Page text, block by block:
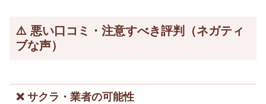
⚠️ 悪い口コミ・注意すべき評判（ネガティ
ブな声）
❌ サクラ・業者の可能性